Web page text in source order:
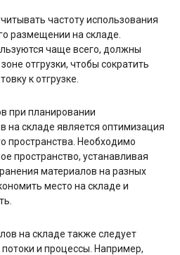
частоту использования
размещении на складе.
чаще всего, должны
отгрузки, чтобы сократить
к отгрузке.
при планировании
на складе является оптимизация
пространства. Необходимо
пространство, устанавливая
материалов на разных
место на складе и
на складе также следует
и процессы. Например,